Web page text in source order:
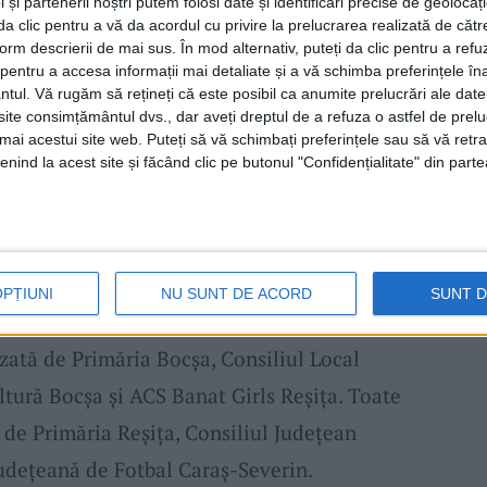
clic pentru a vă da acordul cu privire la prelucrarea realizată de
descrierii de mai sus. În mod alternativ, puteți da clic pentru a
a accesa informații mai detaliate și a vă schimba preferințele
Vă rugăm să rețineți că este posibil ca anumite prelucrări ale
consimțământul dvs., dar aveți dreptul de a refuza o astfel de
acestui site web. Puteți să vă schimbați preferințele sau să vă
la acest site și făcând clic pe butonul "Confidențialitate" din
NU SUNT DE ACORD SUNT
a patra ediție a Cupei Laura
una dintre surprize va fi prezența la
a anului 2018, Teo Meluță! Avem o
care a contribuit cu un tricou semnat de
necesare pentru o zi frumoasă dedicată
cât mai mare la Sala Polivalentă din
pentru toți iubitorii fotbalului.
de Primăria Bocșa, Consiliul Local
Bocșa și ACS Banat Girls Reșița. Toate
Primăria Reșița, Consiliul Județean
de Fotbal Caraș-Severin.